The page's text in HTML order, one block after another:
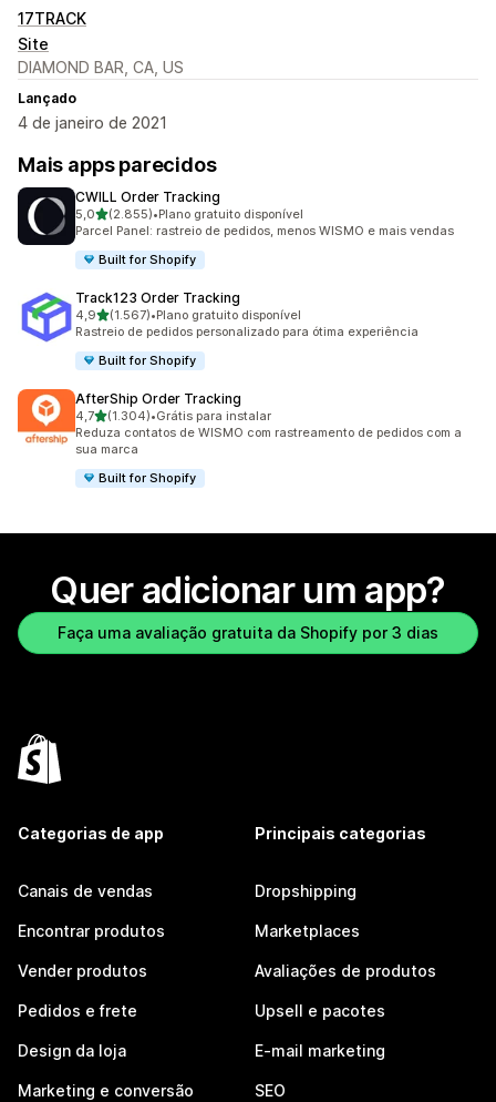
17TRACK
Site
DIAMOND BAR, CA, US
Lançado
4 de janeiro de 2021
Mais apps parecidos
CWILL Order Tracking
5,0de 5 estrelas
(2.855)
2855 avaliações ao todo
•Plano gratuito disponível
Parcel Panel: rastreio de pedidos, menos WISMO e mais vendas
Built for Shopify
Track123 Order Tracking
4,9de 5 estrelas
(1.567)
1567 avaliações ao todo
•Plano gratuito disponível
Rastreio de pedidos personalizado para ótima experiência
Built for Shopify
AfterShip Order Tracking
4,7de 5 estrelas
(1.304)
1304 avaliações ao todo
•Grátis para instalar
Reduza contatos de WISMO com rastreamento de pedidos com a
sua marca
Built for Shopify
Quer adicionar um app?
Faça uma avaliação gratuita da Shopify por 3 dias
Categorias de app
Canais de vendas
Encontrar produtos
Vender produtos
Pedidos e frete
Design da loja
Marketing e conversão
Principais categorias
Dropshipping
Marketplaces
Avaliações de produtos
Upsell e pacotes
E-mail marketing
SEO